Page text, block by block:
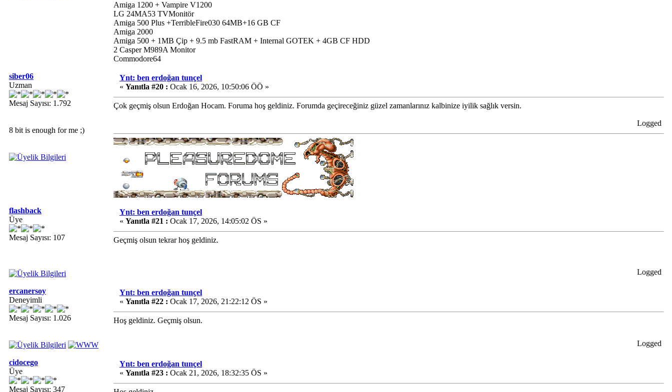
Amiga 1200 + Vampire V1200
LG 24MA53 TVMonitör
Amiga 500 Plus +TerribleFire030 64MB+16 GB CF
Amiga 2000
Amiga 500 + 1MB Çip + 9.5 mb FastRAM + Internal GOTEK + 4GB CF HDD
2 Casper M989A Monitor
Commodore64
siber06
Uzman
Mesaj Sayısı: 1.792
8 bit is enough for me ;)
Ynt: ben erdoğan tunçel
« Yanıtla #20 : Ocak 16, 2026, 10:50:06 ÖÖ »
Çok geçmiş olsun Erdoğan Hocam. Foruma hoş geldiniz. Forumda geçireceğiniz güzel zamanlarınız kalbinize iyilik sağlık versin.
Logged
flashback
Üye
Mesaj Sayısı: 107
Ynt: ben erdoğan tunçel
« Yanıtla #21 : Ocak 17, 2026, 14:05:02 ÖS »
Geçmiş olsun tekrar hoş geldiniz.
Logged
ercanersoy
Deneyimli
Mesaj Sayısı: 1.026
Ynt: ben erdoğan tunçel
« Yanıtla #22 : Ocak 17, 2026, 21:22:12 ÖS »
Hoş geldiniz. Geçmiş olsun.
Logged
cidocego
Üye
Mesaj Sayısı: 347
Ynt: ben erdoğan tunçel
« Yanıtla #23 : Ocak 21, 2026, 18:32:35 ÖS »